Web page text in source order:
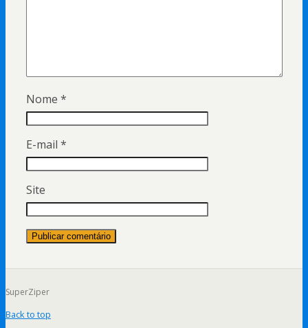
Nome *
E-mail *
Site
SuperZiper
Back to top